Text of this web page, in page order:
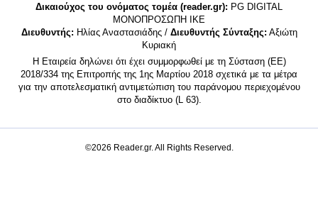
Δικαιούχος του ονόματος τομέα (reader.gr): PG DIGITAL
MONΟΠΡΟΣΩΠΗ ΙΚΕ
Διευθυντής: Ηλίας Αναστασιάδης / Διευθυντής Σύνταξης: Αξιώτη
Κυριακή
Η Εταιρεία δηλώνει ότι έχει συμμορφωθεί με τη Σύσταση (ΕΕ)
2018/334 της Επιτροπής της 1ης Μαρτίου 2018 σχετικά με τα μέτρα
για την αποτελεσματική αντιμετώπιση του παράνομου περιεχομένου
στο διαδίκτυο (L 63).
©2026 Reader.gr. All Rights Reserved.